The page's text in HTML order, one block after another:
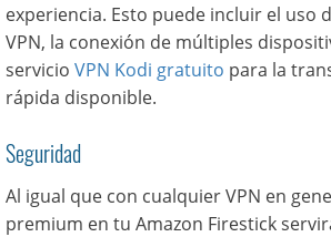
experiencia. Esto puede incluir el uso
VPN, la conexión de múltiples
servicio VPN Kodi gratuito para la
rápida disponible.
Seguridad
Al igual que con cualquier VPN en
premium en tu Amazon Firestick